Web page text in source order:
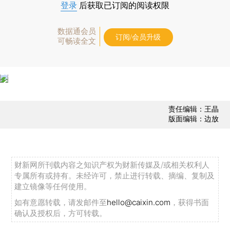
登录 后获取已订阅的阅读权限
数据通会员
可畅读全文
订阅/会员升级
责任编辑：王晶
版面编辑：边放
财新网所刊载内容之知识产权为财新传媒及/或相关权利人
专属所有或持有。未经许可，禁止进行转载、摘编、复制及
建立镜像等任何使用。
如有意愿转载，请发邮件至hello@caixin.com ，获得书面
确认及授权后，方可转载。